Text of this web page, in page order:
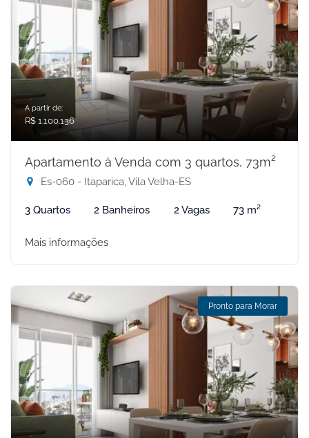
A partir de:
R$ 1.100.136
Apartamento à Venda com 3 quartos, 73m²
Es-060 - Itaparica, Vila Velha-ES
3 Quartos 2 Banheiros 2 Vagas 73 m²
Mais informações
Pronto para Morar